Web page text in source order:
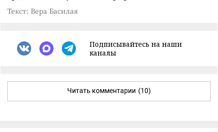
Текст: Вера Басилая
Подписывайтесь на наши
каналы
Читать комментарии (10)